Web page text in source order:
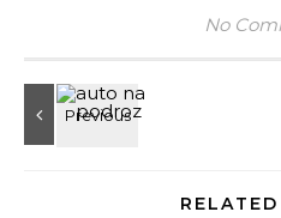
No